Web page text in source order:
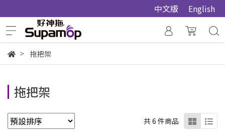
中文版 English
拖把架
拖把架
共 6 件商品